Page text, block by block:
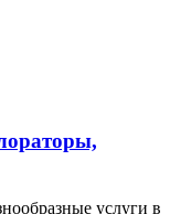
услуги в